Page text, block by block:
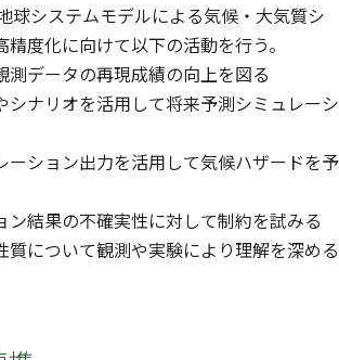
球システムモデルによる気候・大気質シ
度化に向けて以下の活動を行う。
測データの再現成績の向上を図る
シナリオを活用して将来予測シミュレーシ
ーション出力を活用して気候ハザードを予
ン結果の不確実性に対して制約を試みる
質について観測や実験により理解を深める